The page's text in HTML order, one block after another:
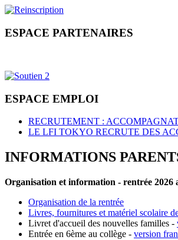
ESPACE PARTENAIRES
ESPACE EMPLOI
RECRUTEMENT :
LE LFI TOKYO RECRUTE DES
INFORMATIONS
Organisation et information - rentrée
Organisation de la rentrée
Livres, fournitures et matériel scolaire
Livret d'accueil des nouvelles familles -
Entrée en 6ème au collège - version